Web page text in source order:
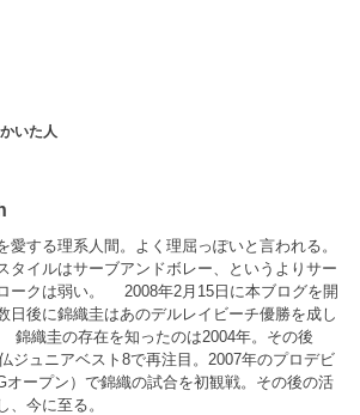
いた人
愛する理系人間。よく理屈っぽいと言われる。
タイルはサーブアンドボレー、というよりサー
ークは弱い。 2008年2月15日に本ブログを開
日後に錦織圭はあのデルレイビーチ優勝を成し
織圭の存在を知ったのは2004年。その後
ジュニアベスト8で再注目。2007年のプロデビ
オープン）で錦織の試合を初観戦。その後の活
、今に至る。